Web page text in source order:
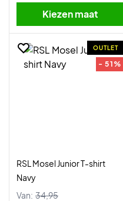
Kiezen maat
OUTLET
- 51%
RSL Mosel Junior T-shirt
Navy
Van: 34,95